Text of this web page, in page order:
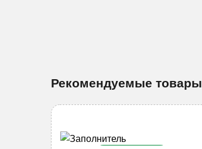
Рекомендуемые товары